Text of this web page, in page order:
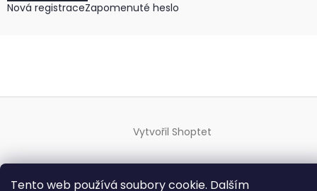
Tento web používá soubory cookie. Dalším
Nová registraceZapomenuté heslo
Vytvořil Shoptet
vyhrazena.Upravit nastavení cookies